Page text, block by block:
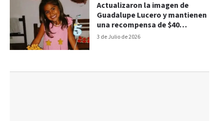
3 de Julio de 2026
Actualizaron la imagen de
Guadalupe Lucero y mantienen
una recompensa de $40
millones